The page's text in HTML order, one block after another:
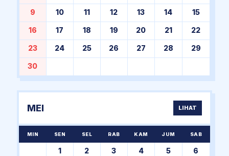
9 10 11 12 13 14 15
16 17 18 19 20 21 22
23 24 25 26 27 28 29
30
MEI LIHAT
MIN SEN SEL RAB KAM JUM SAB
1 2 3 4 5 6